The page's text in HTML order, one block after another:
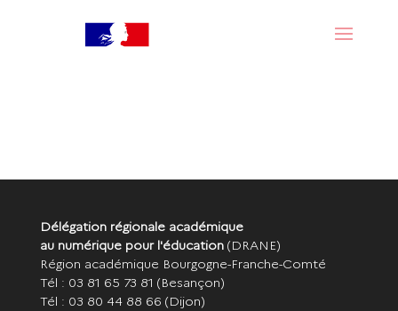
Délégation régionale académique
au numérique pour l'éducation(DRANE)
Région académique Bourgogne-Franche-Comté
Tél : 03 81 65 73 81 (Besançon)
Tél : 03 80 44 88 66 (Dijon)